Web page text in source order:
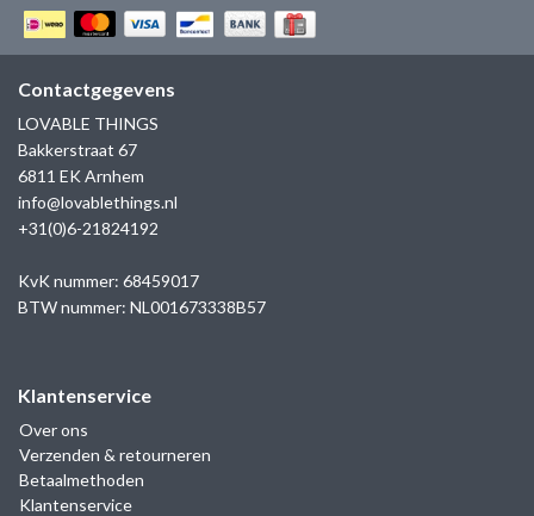
Contactgegevens
LOVABLE THINGS
Bakkerstraat 67
6811 EK Arnhem
info@lovablethings.nl
+31(0)6-21824192
KvK nummer: 68459017
BTW nummer: NL001673338B57
Klantenservice
Over ons
Verzenden & retourneren
Betaalmethoden
Klantenservice